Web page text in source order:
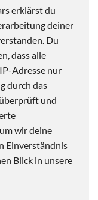
erklärst du
deiner
Du
dass alle
Adresse nur
durch das
und
wir deine
Einverständnis
Blick in unsere